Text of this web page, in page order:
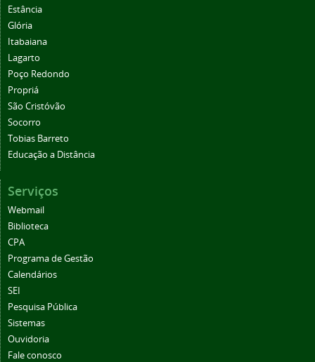
Estância
Glória
Itabaiana
Lagarto
Poço Redondo
Propriá
São Cristóvão
Socorro
Tobias Barreto
Educação a Distância
Serviços
Webmail
Biblioteca
CPA
Programa de Gestão
Calendários
SEI
Pesquisa Pública
Sistemas
Ouvidoria
Fale conosco